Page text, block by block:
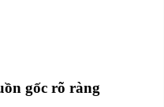
gốc rõ ràng